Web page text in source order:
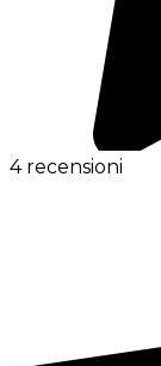
4 recensioni